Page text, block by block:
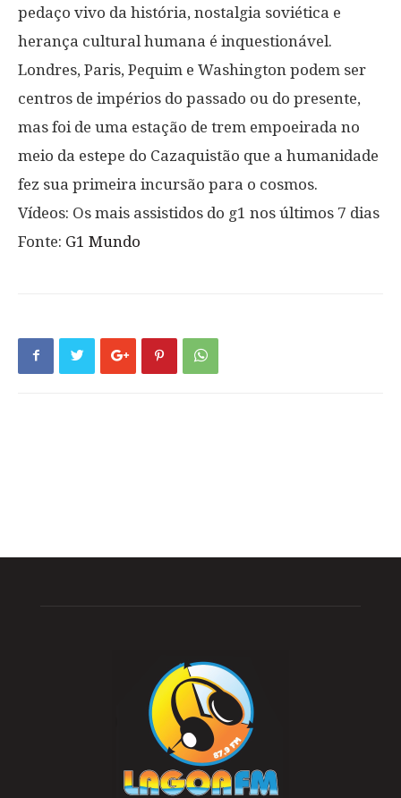
pedaço vivo da história, nostalgia soviética e
herança cultural humana é inquestionável.
Londres, Paris, Pequim e Washington podem ser
centros de impérios do passado ou do presente,
mas foi de uma estação de trem empoeirada no
meio da estepe do Cazaquistão que a humanidade
fez sua primeira incursão para o cosmos.
Vídeos: Os mais assistidos do g1 nos últimos 7 dias
Fonte: G1 Mundo